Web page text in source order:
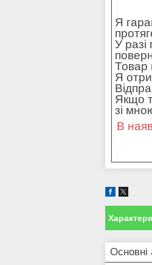
Я
У разі
Товар
Я
Якщо
зі
В
Основні